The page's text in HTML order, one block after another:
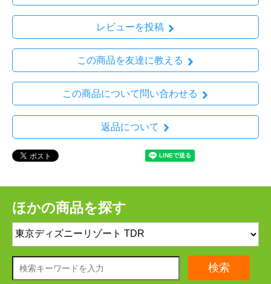
レビューを投稿
この商品を友達に教える
この商品について問い合わせる
返品について
ほかの商品を探す
検索